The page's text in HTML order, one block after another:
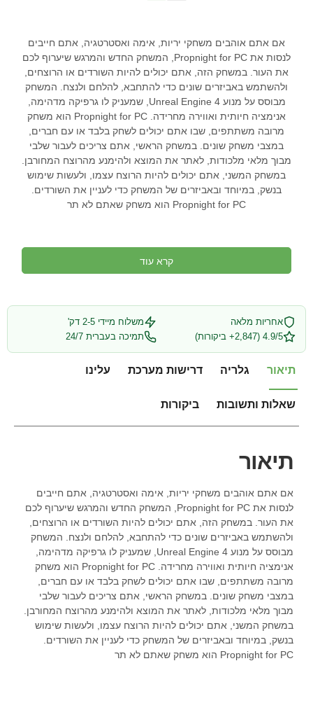
אם אתם אוהבים משחקי יריות, אימה ואסטרטגיה, אתם חייבים
לנסות את Propnight for PC, המשחק החדש והמרגש שיערוף לכם
את העור. במשחק הזה, אתם יכולים להיות השורדים או הרוצחים,
ולהשתמש באביזרים שונים כדי להתחבא, להלחם ולנצח. המשחק
מבוסס על מנוע Unreal Engine 4, שמעניק לו גרפיקה מדהימה,
אנימציה חיותית ואווירה מחרידה. Propnight for PC הוא משחק
מרובה משתתפים, שבו אתם יכולים לשחק בלבד או עם חברים,
במצבי משחק שונים. במשחק הראשי, אתם צריכים לעבור שלבי
מבוך מלאי מלכודות, לאתר את המוצא ולהימנע מהרוצח המחורבן.
במשחק המשני, אתם יכולים להיות הרוצח עצמו, ולעשות שימוש
בנשק, במיוחד ובאביזרים של המשחק כדי לעניין את השורדים.
Propnight for PC הוא משחק שאתם לא תר
קרא עוד
אחריות מלאה
משלוח מיידי 2-5 דק'
4.9/5 (2,847+ ביקורות)
תמיכה בעברית 24/7
תיאור גלריה דרישות מערכת עלינו
שאלות ותשובות ביקורות
תיאור
אם אתם אוהבים משחקי יריות, אימה ואסטרטגיה, אתם חייבים
לנסות את Propnight for PC, המשחק החדש והמרגש שיערוף לכם
את העור. במשחק הזה, אתם יכולים להיות השורדים או הרוצחים,
ולהשתמש באביזרים שונים כדי להתחבא, להלחם ולנצח. המשחק
מבוסס על מנוע Unreal Engine 4, שמעניק לו גרפיקה מדהימה,
אנימציה חיותית ואווירה מחרידה. Propnight for PC הוא משחק
מרובה משתתפים, שבו אתם יכולים לשחק בלבד או עם חברים,
במצבי משחק שונים. במשחק הראשי, אתם צריכים לעבור שלבי
מבוך מלאי מלכודות, לאתר את המוצא ולהימנע מהרוצח המחורבן.
במשחק המשני, אתם יכולים להיות הרוצח עצמו, ולעשות שימוש
בנשק, במיוחד ובאביזרים של המשחק כדי לעניין את השורדים.
Propnight for PC הוא משחק שאתם לא תר